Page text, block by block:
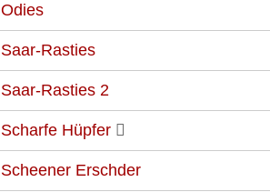
Odies
Saar-Rasties
Saar-Rasties 2
Scharfe Hüpfer
Scheener Erschder